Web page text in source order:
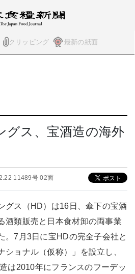
クリッピング 最新の紙面
グス、宝酒造の海外
11489号 02面
グス（HD）は16日、傘下の宝酒
酒類販売と日本食材卸の両事業
。7月3日に宝HDの完全子会社と
ショナル（仮称）」を設立し、
は2010年にフランスのフーデッ